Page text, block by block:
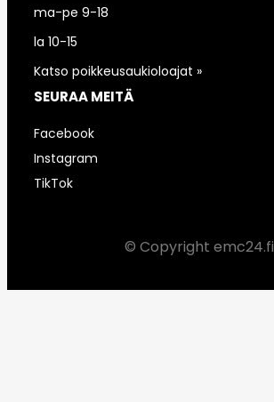
ma-pe 9-18
la 10-15
Katso poikkeusaukioloajat »
SEURAA MEITÄ
Facebook
Instagram
TikTok
© Copyright emc24.fi